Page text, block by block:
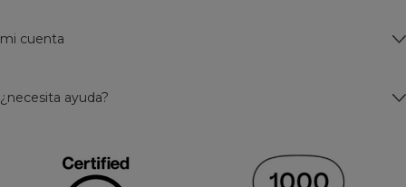
mi cuenta
¿necesita ayuda?